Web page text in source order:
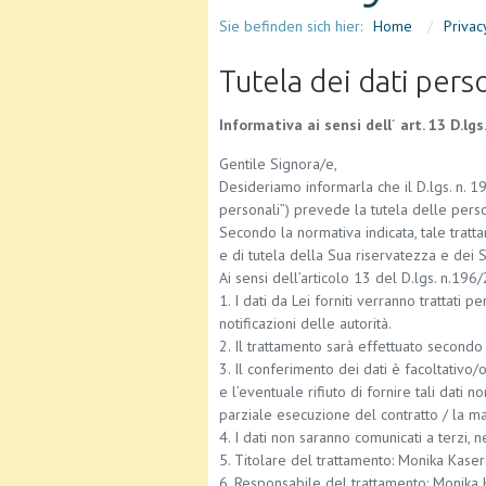
Sie befinden sich hier: Home /
Tutela dei dati
Informativa ai sensi dell´ art. 13
Gentile Signora/e,
Desideriamo informarla che il D.lgs. n.
personali”) prevede la tutela delle
Secondo la normativa indicata, tale
e di tutela della Sua riservatezza e dei
Ai sensi dell’articolo 13 del D.lgs.
1. I dati da Lei forniti verranno trattati
notificazioni delle autorità.
2. Il trattamento sarà effettuato
3. Il conferimento dei dati è
e l’eventuale rifiuto di fornire tali dati
parziale esecuzione del contratto / la
4. I dati non saranno comunicati a terzi,
5. Titolare del trattamento: Monika